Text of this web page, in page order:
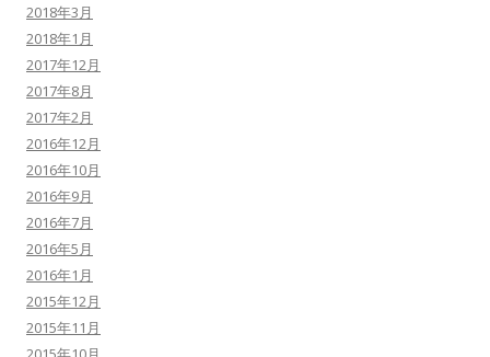
2018年3月
2018年1月
2017年12月
2017年8月
2017年2月
2016年12月
2016年10月
2016年9月
2016年7月
2016年5月
2016年1月
2015年12月
2015年11月